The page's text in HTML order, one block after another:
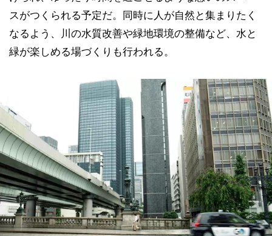
スがつくられる予定だ。同時に人が自然と集まりたく
なるよう、川の水質改善や緑地環境の整備など、水と
緑が楽しめる場づくりも行われる。